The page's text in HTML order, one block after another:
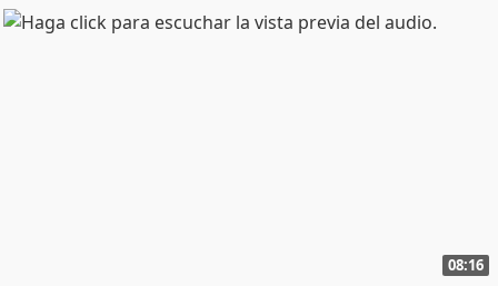
08:16